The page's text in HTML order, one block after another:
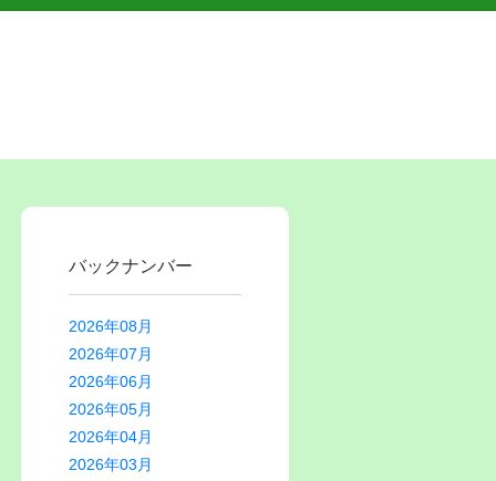
バックナンバー
2026年08月
2026年07月
2026年06月
2026年05月
2026年04月
2026年03月